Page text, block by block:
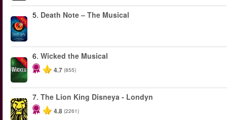
-40%
5. Death Note – The Musical
-50%
6. Wicked the Musical
4.7 (855)
7. The Lion King Disneya - Londyn
4.8 (2261)